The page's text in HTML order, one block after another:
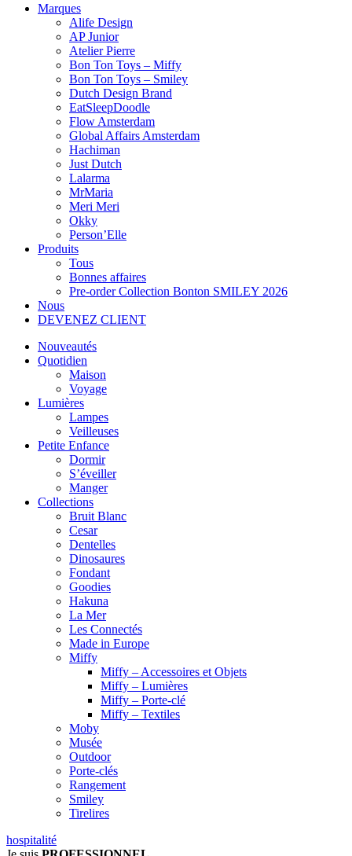
Marques
Alife Design
AP Junior
Atelier Pierre
Bon Ton Toys – Miffy
Bon Ton Toys – Smiley
Dutch Design Brand
EatSleepDoodle
Flow Amsterdam
Global Affairs Amsterdam
Hachiman
Just Dutch
Lalarma
MrMaria
Meri Meri
Okky
Person’Elle
Produits
Tous
Bonnes affaires
Pre-order Collection Bonton SMILEY 2026
Nous
DEVENEZ CLIENT
Nouveautés
Quotidien
Maison
Voyage
Lumières
Lampes
Veilleuses
Petite Enfance
Dormir
S’éveiller
Manger
Collections
Bruit Blanc
Cesar
Dentelles
Dinosaures
Fondant
Goodies
Hakuna
La Mer
Les Connectés
Made in Europe
Miffy
Miffy – Accessoires et Objets
Miffy – Lumières
Miffy – Porte-clé
Miffy – Textiles
Moby
Musée
Outdoor
Porte-clés
Rangement
Smiley
Tirelires
hospitalité